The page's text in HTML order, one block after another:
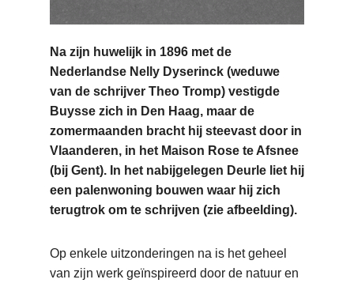
Na zijn huwelijk in 1896 met de
Nederlandse Nelly Dyserinck (weduwe
van de schrijver Theo Tromp) vestigde
Buysse zich in Den Haag, maar de
zomermaanden bracht hij steevast door in
Vlaanderen, in het Maison Rose te Afsnee
(bij Gent). In het nabijgelegen Deurle liet hij
een palenwoning bouwen waar hij zich
terugtrok om te schrijven (zie afbeelding).
Op enkele uitzonderingen na is het geheel
van zijn werk geïnspireerd door de natuur en